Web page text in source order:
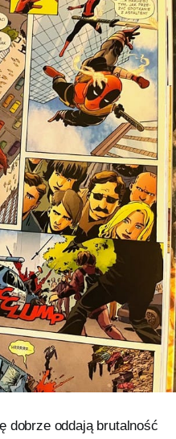
dobrze oddają brutalność